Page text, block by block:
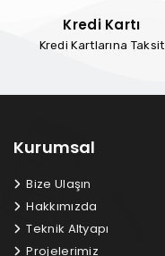
Kredi Kartı
Kredi Kartlarına Taksit
Kurumsal
Bize Ulaşın
Hakkımızda
Teknik Altyapı
Projelerimiz